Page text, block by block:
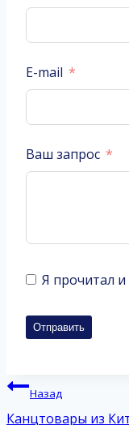
E-mail
Ваш запрос
Я прочитал и
Отправить
Навигация
по
Назад
Канцтовары из